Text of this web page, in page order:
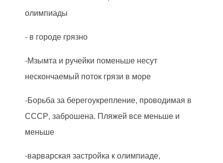
олимпиады
- в городе грязно
-Мзымта и ручейки поменьше несут
нескончаемый поток грязи в море
-Борьба за берегоукрепление, проводимая в
СССР, заброшена. Пляжей все меньше и
меньше
-варварская застройка к олимпиаде,